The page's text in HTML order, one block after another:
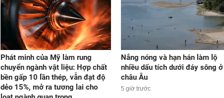
Phát minh của Mỹ làm rung
chuyển ngành vật liệu: Hợp chất
bền gấp 10 lần thép, vẫn đạt độ
dẻo 15%, mở ra tương lai cho
Nắng nóng và hạn hán làm lộ
nhiều dấu tích dưới đáy sông ở
châu Âu
5 giờ trước